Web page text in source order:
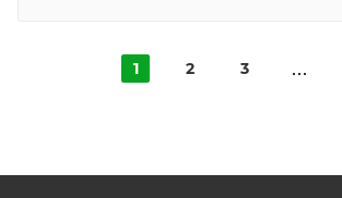
1 2 3